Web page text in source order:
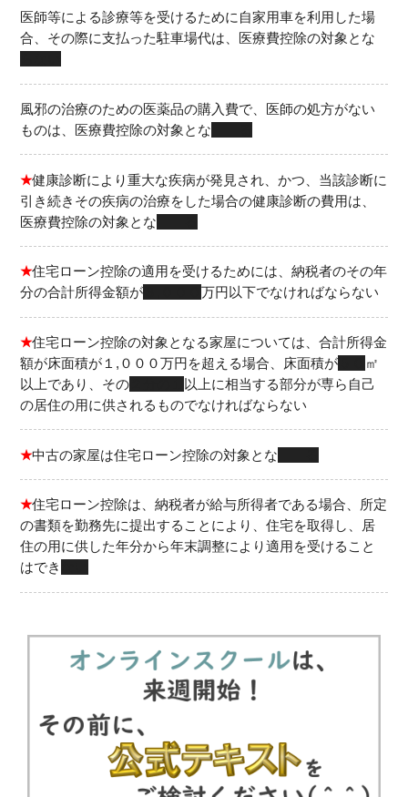
医師等による診療等を受けるために自家用車を利用した場
合、その際に支払った駐車場代は、医療費控除の対象とな
風邪の治療のための医薬品の購入費で、医師の処方がない
ものは、医療費控除の対象とな
★健康診断により重大な疾病が発見され、かつ、当該診断に
引き続きその疾病の治療をした場合の健康診断の費用は、
医療費控除の対象とな
★住宅ローン控除の適用を受けるためには、納税者のその年
分の合計所得金額が３,０００ 万円以下でなければならない
★住宅ローン控除の対象となる家屋については、合計所得金
額が床面積が１,０００万円を超える場合、床面積が５０
㎡
以上であり、その２分の１
以上に相当する部分が専ら自己
の居住の用に供されるものでなければならない
★中古の家屋は住宅ローン控除の対象とな
★住宅ローン控除は、納税者が給与所得者である場合、所定
の書類を勤務先に提出することにより、住宅を取得し、居
住の用に供した年分から年末調整により適用を受けること
はでき